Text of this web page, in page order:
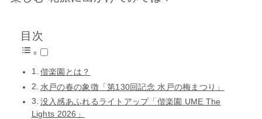
目次
偕楽園とは？
水戸の春の象徴「第130回記念 水戸の梅まつり」
没入感あふれるライトアップ「偕楽園 UME The
Lights 2026」